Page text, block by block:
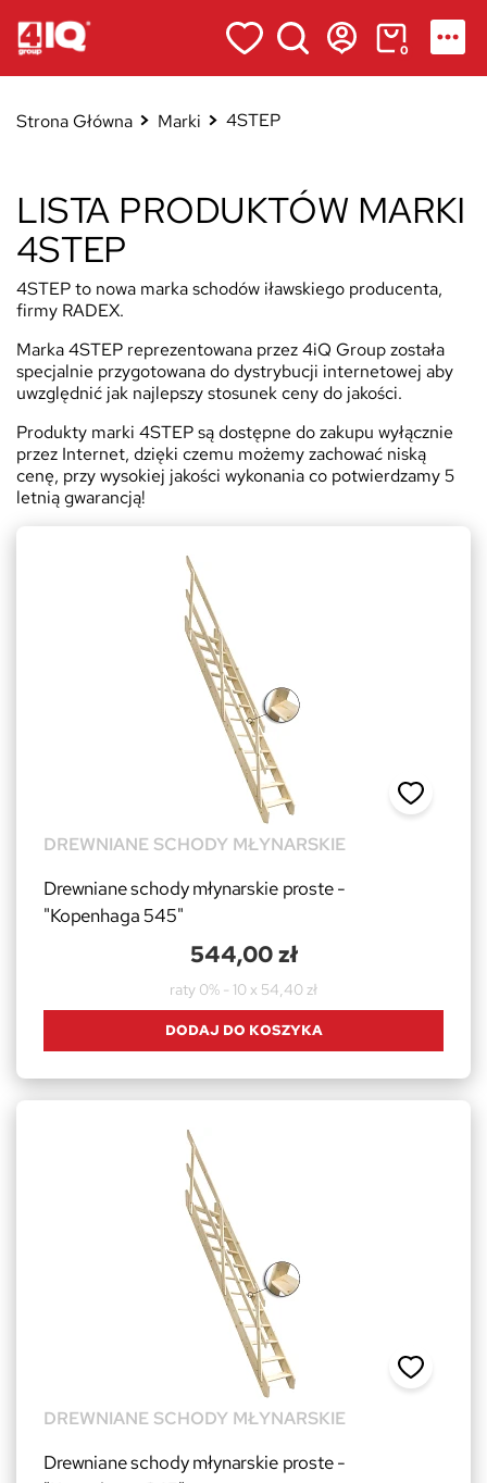
0
Strona Główna Marki 4STEP
LISTA PRODUKTÓW MARKI
4STEP
4STEP to nowa marka schodów iławskiego producenta,
firmy RADEX.
Marka 4STEP reprezentowana przez 4iQ Group została
specjalnie przygotowana do dystrybucji internetowej aby
uwzględnić jak najlepszy stosunek ceny do jakości.
Produkty marki 4STEP są dostępne do zakupu wyłącznie
przez Internet, dzięki czemu możemy zachować niską
cenę, przy wysokiej jakości wykonania co potwierdzamy 5
letnią gwarancją!
DREWNIANE SCHODY MŁYNARSKIE
Drewniane schody młynarskie proste -
"Kopenhaga 545"
544,00 zł
raty 0% - 10 x 54,40 zł
DODAJ DO KOSZYKA
DREWNIANE SCHODY MŁYNARSKIE
Drewniane schody młynarskie proste -